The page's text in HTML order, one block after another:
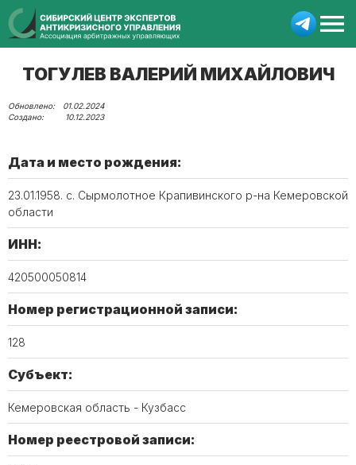
ТОГУЛЕВ ВАЛЕРИЙ МИХАЙЛОВИЧ
01.02.2024
10.12.2023
Дата и место рождения:
23.01.1958. с. Сырмолотное Крапивинского р-на Кемеровской
области
ИНН:
420500050814
Номер регистрационной записи:
128
Субъект:
Кемеровская область - Кузбасс
Номер реестровой записи: